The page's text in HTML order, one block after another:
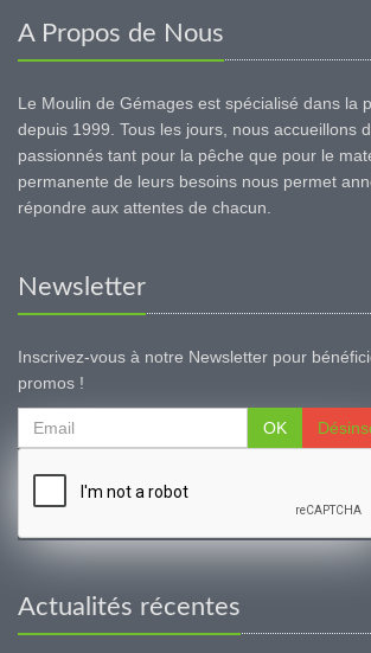
A Propos de Nous
Le Moulin de Gémages est spécialisé dans la
depuis 1999. Tous les jours, nous accueillons
passionnés tant pour la pêche que pour le
permanente de leurs besoins nous permet
répondre aux attentes de chacun.
Newsletter
Inscrivez-vous à notre Newsletter pour
promos !
OK
Actualités récentes